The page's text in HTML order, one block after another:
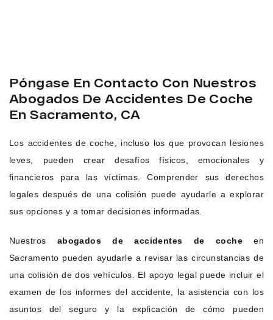
Póngase En Contacto Con Nuestros
Abogados De Accidentes De Coche
En Sacramento, CA
Los accidentes de coche, incluso los que provocan lesiones
leves, pueden crear desafíos físicos, emocionales y
financieros para las víctimas. Comprender sus derechos
legales después de una colisión puede ayudarle a explorar
sus opciones y a tomar decisiones informadas.
Nuestros abogados de accidentes de coche en
Sacramento pueden ayudarle a revisar las circunstancias de
una colisión de dos vehículos. El apoyo legal puede incluir el
examen de los informes del accidente, la asistencia con los
asuntos del seguro y la explicación de cómo pueden